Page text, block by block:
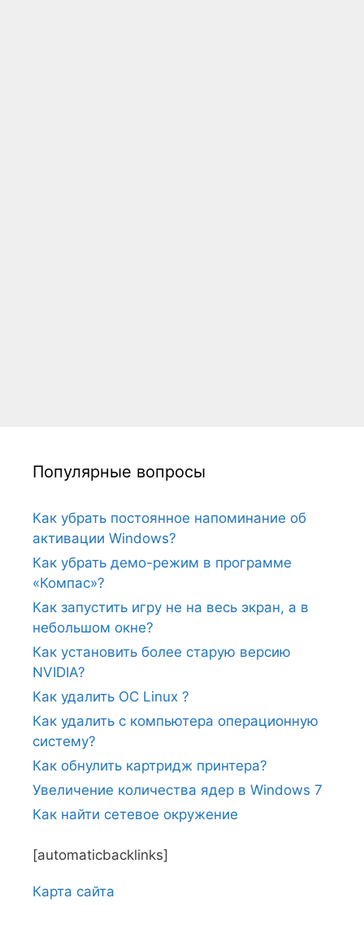
Популярные вопросы
Как убрать постоянное напоминание об
активации Windows?
Как убрать демо-режим в программе
«Компас»?
Как запустить игру не на весь экран, а в
небольшом окне?
Как установить более старую версию
NVIDIA?
Как удалить ОС Linux ?
Как удалить с компьютера операционную
систему?
Как обнулить картридж принтера?
Увеличение количества ядер в Windows 7
Как найти сетевое окружение
[automaticbacklinks]
Карта сайтa